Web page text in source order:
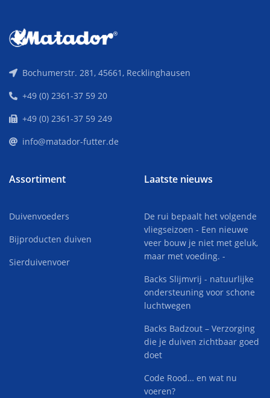
Bochumerstr. 281, 45661, Recklinghausen
+49 (0) 2361-37 59 20
+49 (0) 2361-37 59 249
info@matador-futter.de
Assortiment
Duivenvoeders
Bijproducten duiven
Sierduivenvoer
Laatste nieuws
De rui bepaalt het volgende
vliegseizoen - Een nieuwe
veer bouw je niet met geluk,
maar met voeding. -
Backs Slijmvrij - natuurlijke
ondersteuning voor schone
luchtwegen
Backs Badzout – Verzorging
die je duiven zichtbaar goed
doet
Code Rood… en wat nu
voeren?